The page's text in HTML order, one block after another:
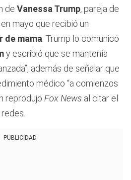
de Vanessa Trump, pareja de
mayo que recibió un
de mama . Trump lo comunicó
y escribió que se mantenía
además de señalar que
médico “a comienzos
reprodujo Fox News al citar el
PUBLICIDAD